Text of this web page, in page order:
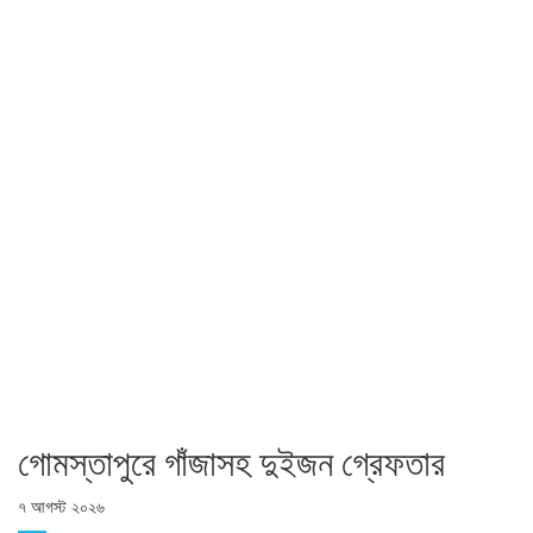
গোমস্তাপুরে গাঁজাসহ দুইজন গ্রেফতার
৭ আগস্ট ২০২৬